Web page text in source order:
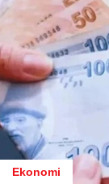
Ekonomi